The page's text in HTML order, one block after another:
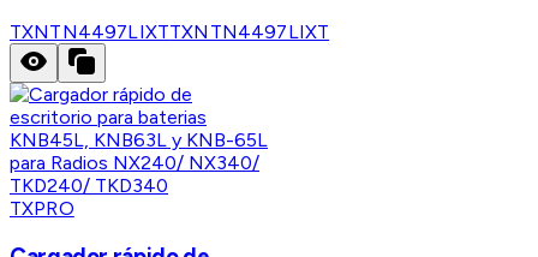
TXNTN4497LIXTTXNTN4497LIXT
TXPRO